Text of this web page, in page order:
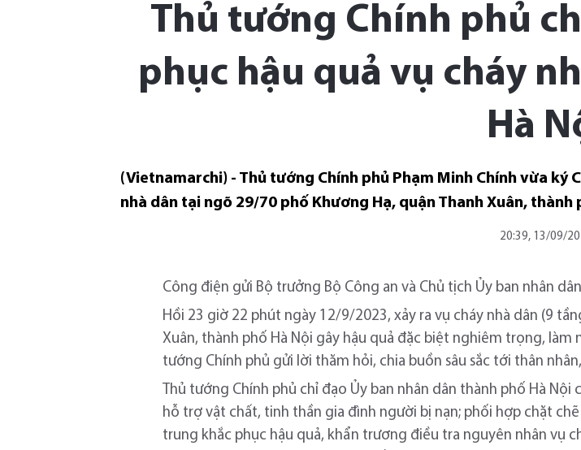
Thủ tướng Chính phủ
phục hậu quả vụ cháy
Hà
(Vietnamarchi) - Thủ tướng Chính phủ Phạm Minh Chính vừa
nhà dân tại ngõ 29/70 phố Khương Hạ, quận Thanh Xuân, thành
20:39, 13/09/
Công điện gửi Bộ trưởng Bộ Công an và Chủ tịch Ủy ban nhân
Hồi 23 giờ 22 phút ngày 12/9/2023, xảy ra vụ cháy nhà dân (9
Xuân, thành phố Hà Nội gây hậu quả đặc biệt nghiêm trọng, làm
tướng Chính phủ gửi lời thăm hỏi, chia buồn sâu sắc tới thân
Thủ tướng Chính phủ chỉ đạo Ủy ban nhân dân thành phố Hà
hỗ trợ vật chất, tinh thần gia đình người bị nạn; phối hợp chặt
trung khắc phục hậu quả, khẩn trương điều tra nguyên nhân vụ